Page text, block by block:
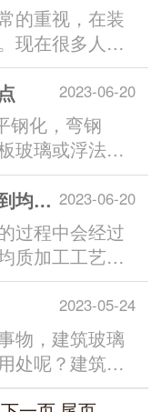
的重视，在装
现在很多人在
2023-06-20
钢化，弯钢
玻璃或浮法玻
2023-06-20
在钢化玻璃的过程中如何做到均匀通透
过程中会经过
质加工工艺流
2023-05-24
物，建筑玻璃
处呢？建筑玻